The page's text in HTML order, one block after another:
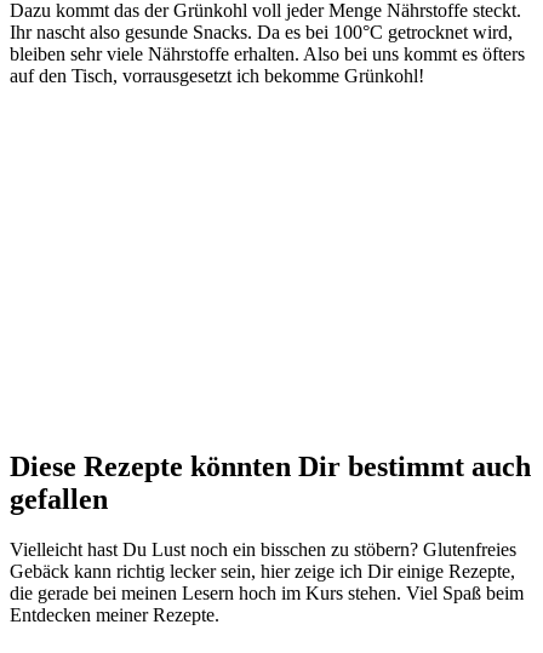
Dazu kommt das der Grünkohl voll jeder Menge Nährstoffe steckt.
Ihr nascht also gesunde Snacks. Da es bei 100°C getrocknet wird,
bleiben sehr viele Nährstoffe erhalten. Also bei uns kommt es öfters
auf den Tisch, vorrausgesetzt ich bekomme Grünkohl!
Diese Rezepte könnten Dir bestimmt auch
gefallen
Vielleicht hast Du Lust noch ein bisschen zu stöbern? Glutenfreies
Gebäck kann richtig lecker sein, hier zeige ich Dir einige Rezepte,
die gerade bei meinen Lesern hoch im Kurs stehen. Viel Spaß beim
Entdecken meiner Rezepte.